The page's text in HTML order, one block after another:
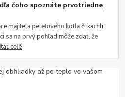
čoho spoznáte prvotriedne
majiteľa peletového kotla či kachlí
sa na prvý pohľad môže zdať, že
celé